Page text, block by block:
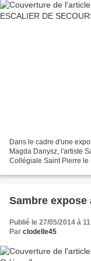
Dans le cadre d'une
Magda Danysz, l'artiste
Collégiale Saint Pierre le
Sambre expose
Publié le 27/05/2014 à
Par clodelle45